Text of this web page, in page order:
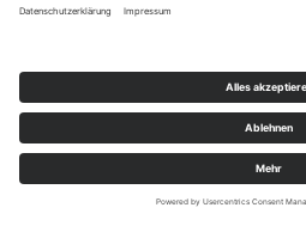
Getriebe:
Schaltgetriebe
Int. Nr:
SZ679941
22.990 €
MwSt. ausweisbar